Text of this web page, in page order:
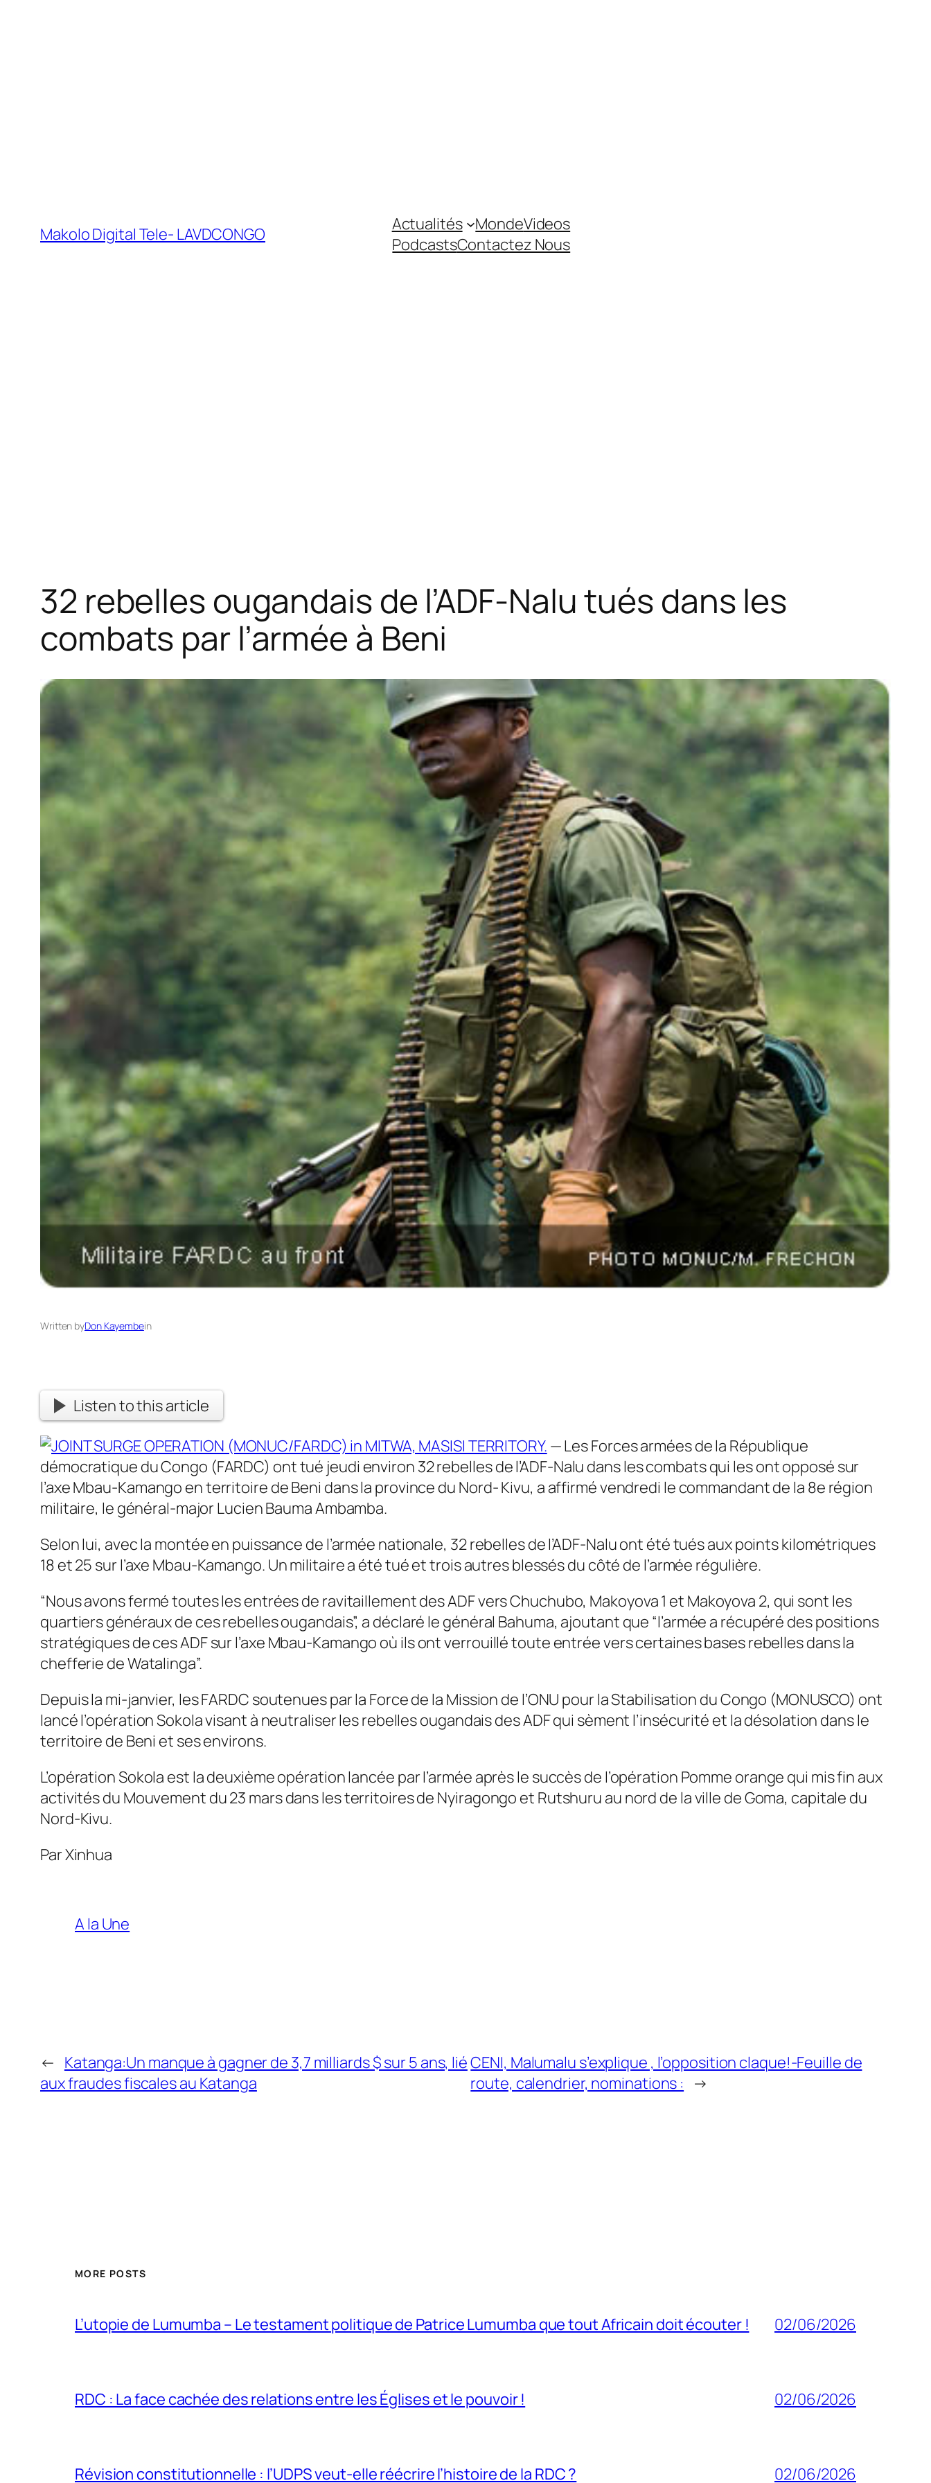
Makolo Digital Tele- LAVDCONGO Actualités MondeVideos
PodcastsContactez Nous
32 rebelles ougandais de l’ADF-Nalu tués dans les
combats par l’armée à Beni
Written byDon Kayembein
Listen to this article
— Les Forces armées de la République
démocratique du Congo (FARDC) ont tué jeudi environ 32 rebelles de l’ADF-Nalu dans les combats qui les ont opposé sur
l’axe Mbau-Kamango en territoire de Beni dans la province du Nord- Kivu, a affirmé vendredi le commandant de la 8e région
militaire, le général-major Lucien Bauma Ambamba.
Selon lui, avec la montée en puissance de l’armée nationale, 32 rebelles de l’ADF-Nalu ont été tués aux points kilométriques
18 et 25 sur l’axe Mbau-Kamango. Un militaire a été tué et trois autres blessés du côté de l’armée régulière.
“Nous avons fermé toutes les entrées de ravitaillement des ADF vers Chuchubo, Makoyova 1 et Makoyova 2, qui sont les
quartiers généraux de ces rebelles ougandais”, a déclaré le général Bahuma, ajoutant que “l’armée a récupéré des positions
stratégiques de ces ADF sur l’axe Mbau-Kamango où ils ont verrouillé toute entrée vers certaines bases rebelles dans la
chefferie de Watalinga”.
Depuis la mi-janvier, les FARDC soutenues par la Force de la Mission de l’ONU pour la Stabilisation du Congo (MONUSCO) ont
lancé l’opération Sokola visant à neutraliser les rebelles ougandais des ADF qui sèment l’insécurité et la désolation dans le
territoire de Beni et ses environs.
L’opération Sokola est la deuxième opération lancée par l’armée après le succès de l’opération Pomme orange qui mis fin aux
activités du Mouvement du 23 mars dans les territoires de Nyiragongo et Rutshuru au nord de la ville de Goma, capitale du
Nord-Kivu.
Par Xinhua
A la Une
← Katanga:Un manque à gagner de 3,7 milliards $ sur 5 ans, lié
aux fraudes fiscales au Katanga
CENI, Malumalu s’explique , l’opposition claque!-Feuille de
route, calendrier, nominations : →
MORE POSTS
L’utopie de Lumumba – Le testament politique de Patrice Lumumba que tout Africain doit écouter ! 02/06/2026
RDC : La face cachée des relations entre les Églises et le pouvoir ! 02/06/2026
Révision constitutionnelle : l’UDPS veut-elle réécrire l’histoire de la RDC ? 02/06/2026